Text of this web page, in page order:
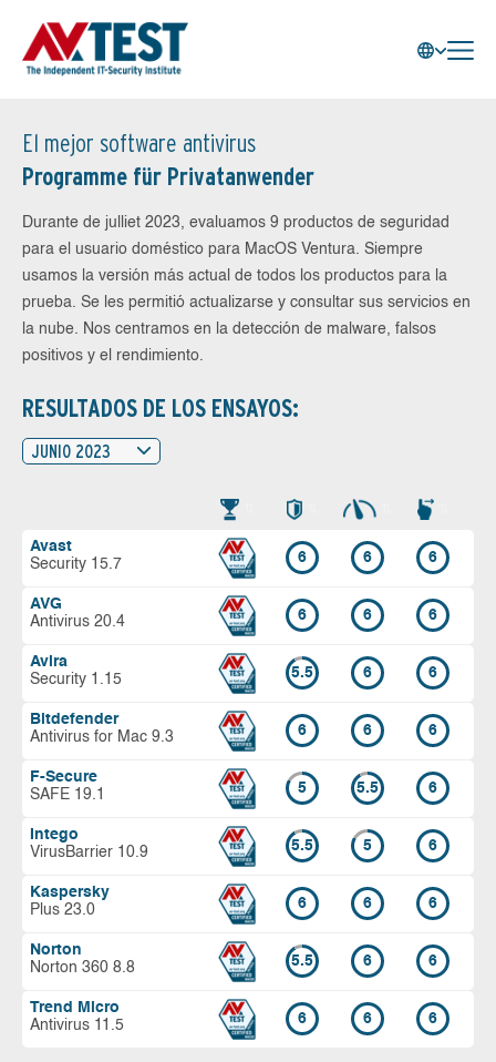
El mejor software antivirus
Programme für Privatanwender
Durante de julliet 2023, evaluamos 9 productos de seguridad
para el usuario doméstico para MacOS Ventura. Siempre
usamos la versión más actual de todos los productos para la
prueba. Se les permitió actualizarse y consultar sus servicios en
la nube. Nos centramos en la detección de malware, falsos
positivos y el rendimiento.
RESULTADOS DE LOS ENSAYOS:
JUNIO 2023
Avast
Security 15.7
6 6 6
AVG
Antivirus 20.4
6 6 6
Avira
Security 1.15
5.5 6 6
Bitdefender
Antivirus for Mac 9.3
6 6 6
F-Secure
SAFE 19.1
5 5.5 6
Intego
VirusBarrier 10.9
5.5 5 6
Kaspersky
Plus 23.0
6 6 6
Norton
Norton 360 8.8
5.5 6 6
Trend Micro
Antivirus 11.5
6 6 6